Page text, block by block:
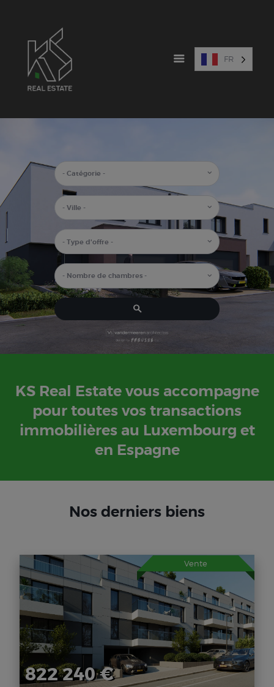
FR
VENTE
LOCATION
ESPAGNE
A PROPOS
ESTIMATION
NOUS CONTACTER
KS Real Estate vous accompagne
pour toutes vos transactions
immobilières au Luxembourg et
en Espagne
Nos derniers biens
Vente
822 240 €